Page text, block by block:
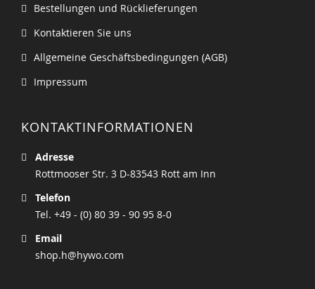
Bestellungen und Rücklieferungen
Kontaktieren Sie uns
Allgemeine Geschäftsbedingungen (AGB)
Impressum
KONTAKTINFORMATIONEN
Adresse
Rottmooser Str. 3 D-83543 Rott am Inn
Telefon
Tel. +49 - (0) 80 39 - 90 95 8-0
Email
shop.h@hywo.com